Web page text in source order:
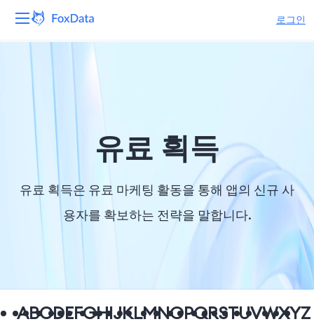
로그인
제품
솔루션 유료 획득
유료 획득은 유료 마케팅 활동을 통해 앱의 신규 사
용자를 확보하는 전략을 말합니다.
ABCDEFGHIJKLMNOPQRSTUVWXYZ